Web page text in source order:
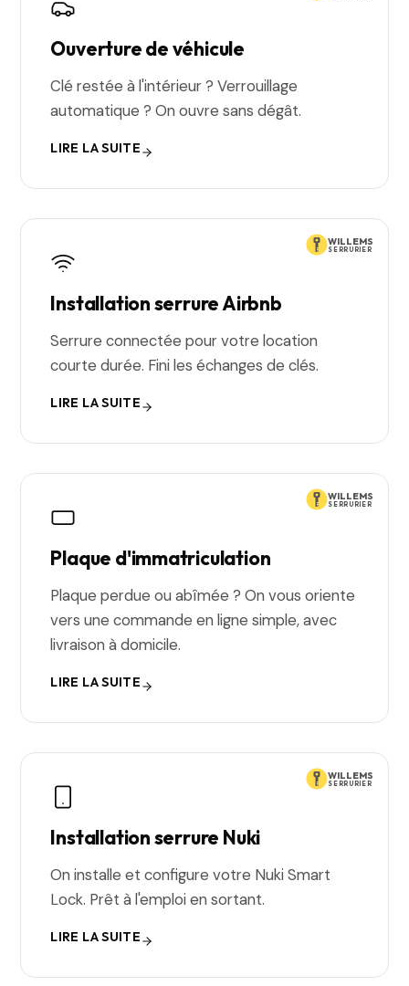
Ouverture de véhicule
Clé restée à l'intérieur ? Verrouillage
automatique ? On ouvre sans dégât.
LIRE LA SUITE
WILLEMS
SERRURIER
Installation serrure Airbnb
Serrure connectée pour votre location
courte durée. Fini les échanges de clés.
LIRE LA SUITE
WILLEMS
SERRURIER
Plaque d'immatriculation
Plaque perdue ou abîmée ? On vous oriente
vers une commande en ligne simple, avec
livraison à domicile.
LIRE LA SUITE
WILLEMS
SERRURIER
Installation serrure Nuki
On installe et configure votre Nuki Smart
Lock. Prêt à l'emploi en sortant.
LIRE LA SUITE